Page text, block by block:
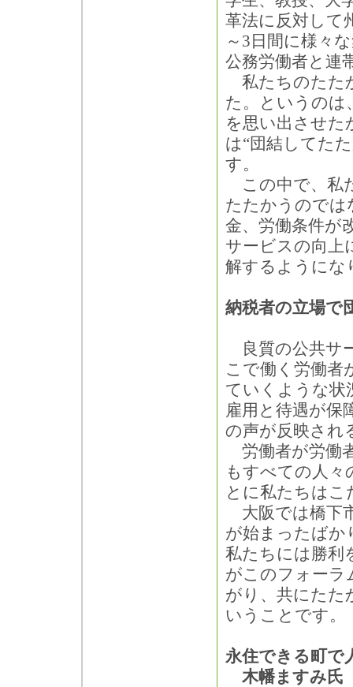
革法に反対して
～3日間に様々
公務労働者と連
私たちのたた
た。というのは
を思い出させた
は“団結してた
す。
この中で、私
たたかうのでは
金、労働条件が
サービスの向上
解するようにな
納税者の立場で
良質の公共サ
こで働く労働者
ていくような状
雇用と待遇が保
の声が反映され
労働者が労働
もすべての人
とに私たちはこ
大阪では橋下
が始まったばか
私たちには勝利
がこのフォーラ
がり、共にたた
いうことです。
永住できる町で
木幡ますみ氏